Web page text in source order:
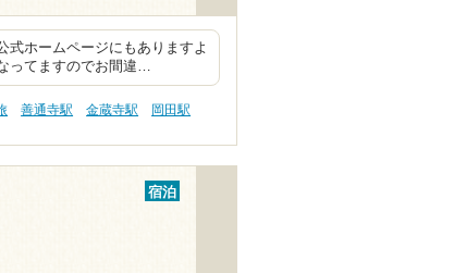
式ホームページにもありますよ
ってますのでお間違…
善通寺駅 金蔵寺駅
岡田駅
宿泊